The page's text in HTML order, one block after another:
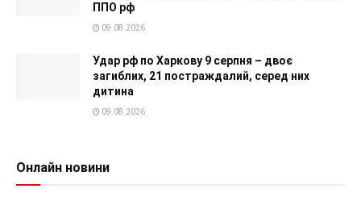
ППО рф
09.08.2026
Удар рф по Харкову 9 серпня – двоє
загиблих, 21 постраждалий, серед них
дитина
09.08.2026
Онлайн новини